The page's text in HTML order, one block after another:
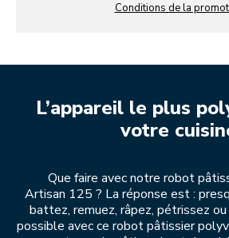
Conditions de la
L’appareil le plus
votre
Que faire avec notre robot
Artisan 125 ? La réponse est :
battez, remuez, râpez, pétrissez
possible avec ce robot pâtissier